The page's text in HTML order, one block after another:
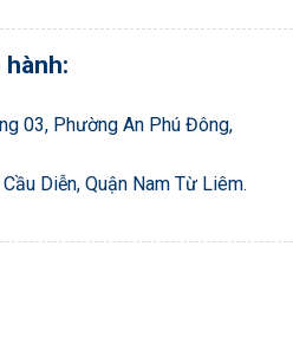
hành:
03, Phường An Phú Đông,
Diễn, Quận Nam Từ Liêm.